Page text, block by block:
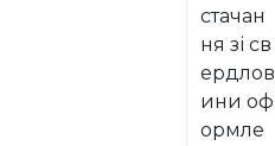
стачан
ня зі св
ердлов
ини оф
ормле